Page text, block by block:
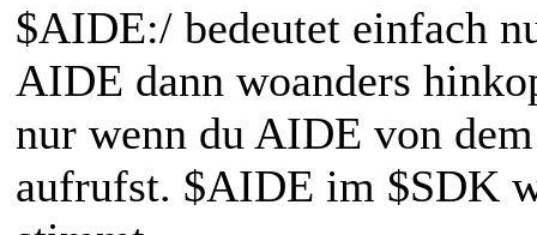
$AIDE:/ bedeutet einfach
AIDE dann woanders
nur wenn du AIDE von
aufrufst. $AIDE im $SDK